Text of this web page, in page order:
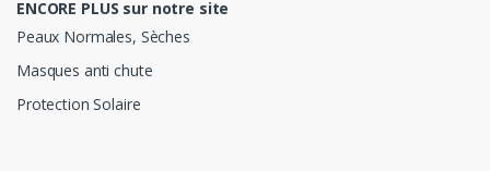
ENCORE PLUS sur notre site
Peaux Normales, Sèches
Masques anti chute
Protection Solaire